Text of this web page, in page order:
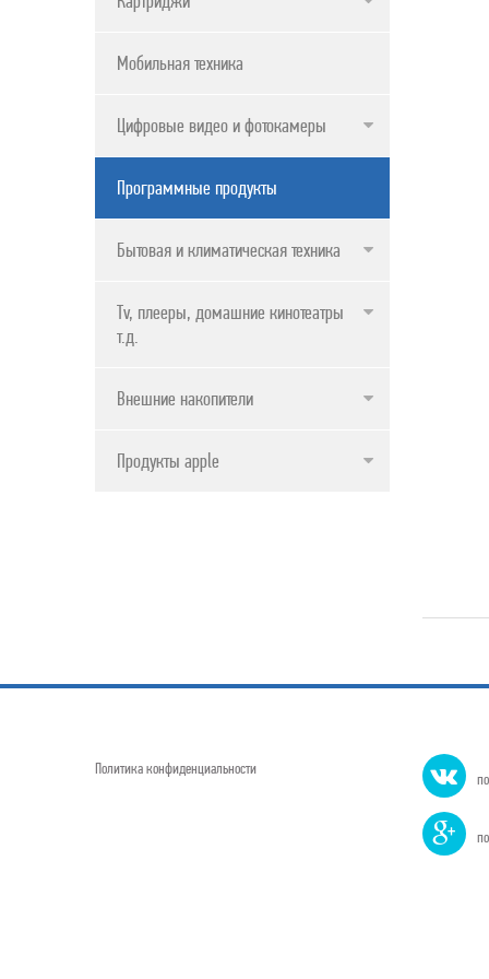
Мобильная техника
Цифровые видео и фотокамеры
Программные продукты
Бытовая и климатическая техника
Tv, плееры, домашние кинотеатры и
т.д.
Внешние накопители
Продукты apple
Политика конфиденциальности